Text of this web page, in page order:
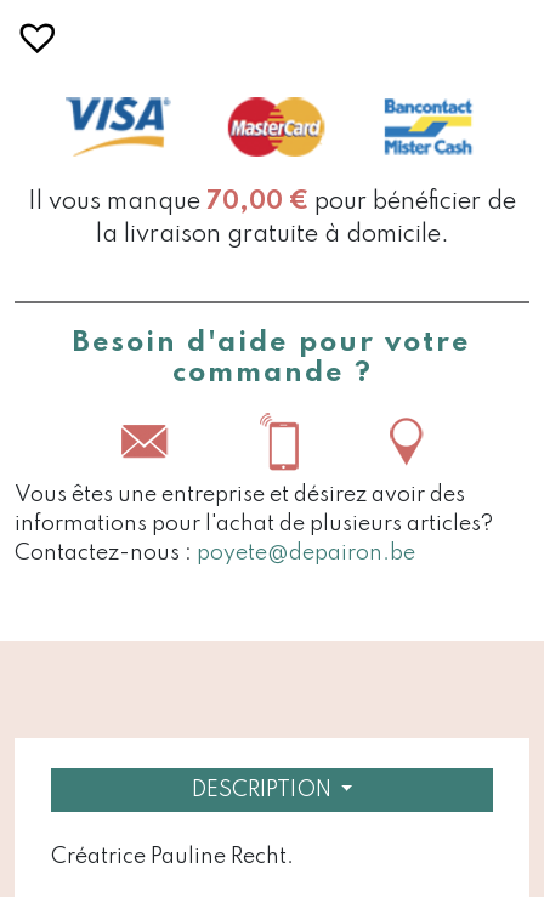
Il vous manque 70,00 € pour bénéficier de
la livraison gratuite à domicile.
Besoin d'aide pour votre
commande ?
Vous êtes une entreprise et désirez avoir des
informations pour l'achat de plusieurs articles?
Contactez-nous : poyete@depairon.be
DESCRIPTION
Créatrice Pauline Recht.